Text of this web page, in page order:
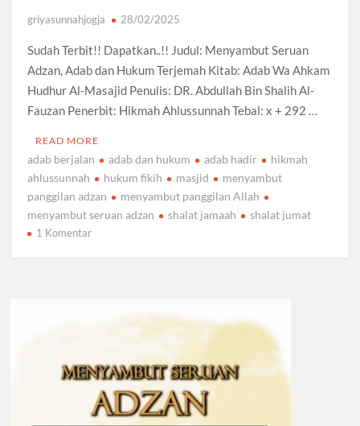
griyasunnahjogja 28/02/2025
Sudah Terbit!! Dapatkan..!! Judul: Menyambut Seruan
Adzan, Adab dan Hukum Terjemah Kitab: Adab Wa Ahkam
Hudhur Al-Masajid Penulis: DR. Abdullah Bin Shalih Al-
Fauzan Penerbit: Hikmah Ahlussunnah Tebal: x + 292 …
READ MORE
adab berjalan adab dan hukum adab hadir
hikmah
ahlussunnah
hukum fikih masjid
menyambut
panggilan adzan
menyambut panggilan Allah
menyambut seruan adzan
shalat jamaah shalat jumat
1 Komentarpada